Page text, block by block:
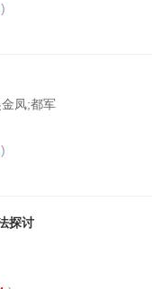
)
凤;都军
)
探讨